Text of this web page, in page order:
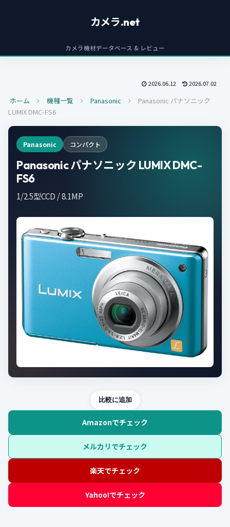
カメラ.net
カメラ機材データベース & レビュー
2026.06.12 2026.07.02
ホーム 機種一覧 Panasonic
Panasonic パナソニック
LUMIX DMC-FS6
Panasonic コンパクト
Panasonic パナソニック LUMIX DMC-
FS6
1/2.5型CCD / 8.1MP
比較に追加
Amazonでチェック
メルカリでチェック
楽天でチェック
Yahoo!でチェック